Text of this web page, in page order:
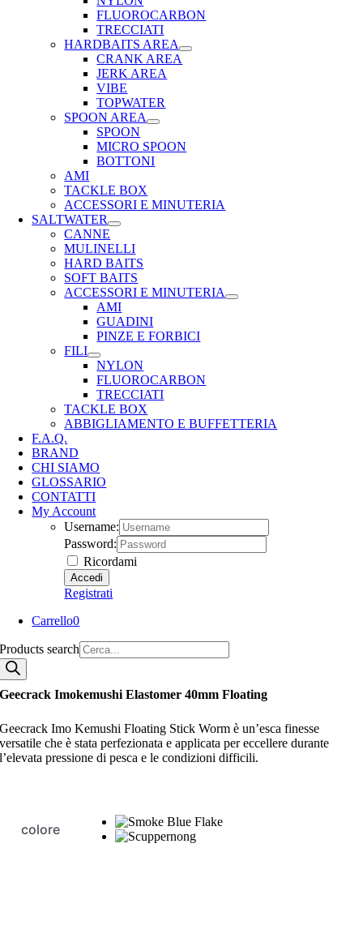
FLUOROCARBON
TRECCIATI
HARDBAITS AREA
CRANK AREA
JERK AREA
VIBE
TOPWATER
SPOON AREA
SPOON
MICRO SPOON
BOTTONI
AMI
TACKLE BOX
ACCESSORI E MINUTERIA
SALTWATER
CANNE
MULINELLI
HARD BAITS
SOFT BAITS
ACCESSORI E MINUTERIA
AMI
GUADINI
PINZE E FORBICI
FILI
NYLON
FLUOROCARBON
TRECCIATI
TACKLE BOX
ABBIGLIAMENTO E BUFFETTERIA
F.A.Q.
BRAND
CHI SIAMO
GLOSSARIO
CONTATTI
My Account
Username:
Password:
Ricordami
Registrati
Carrello0
Products search
Geecrack Imokemushi Elastomer 40mm Floating
Geecrack Imo Kemushi Floating Stick Worm è un’esca finesse
versatile che è stata perfezionata e applicata per eccellere durante
l’elevata pressione di pesca e le condizioni difficili.
colore